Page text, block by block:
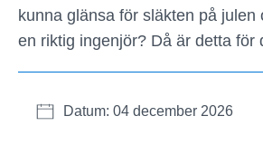
kunna glänsa för släkten på julen
en riktig ingenjör? Då är detta för
Datum: 04 december 2026